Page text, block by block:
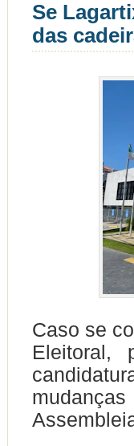
Se
das
Caso se
Eleitoral,